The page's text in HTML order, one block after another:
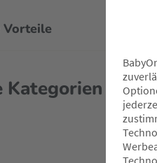
Vorteile
Kategorien